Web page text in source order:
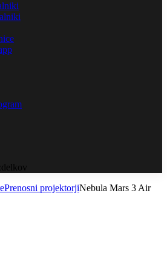
Prenosni projektorjiNebula Mars 3 Air